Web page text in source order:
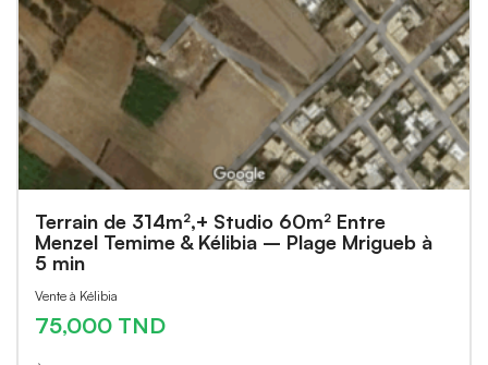
Terrain de 314m²,+ Studio 60m² Entre
Menzel Temime & Kélibia – Plage Mrigueb à
5 min
Vente à Kélibia
75,000 TND